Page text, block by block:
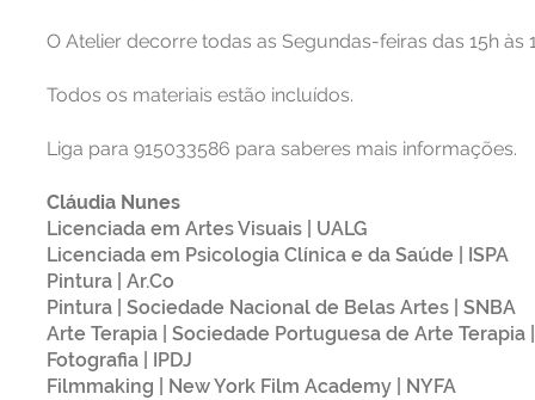
O Atelier decorre todas as Segundas-feiras das 15h às
Todos os materiais estão incluídos.
Liga para 915033586 para saberes mais informações.
Cláudia Nunes
Licenciada em Artes Visuais | UALG
Licenciada em Psicologia Clínica e da Saúde | ISPA
Pintura | Ar.Co
Pintura | Sociedade Nacional de Belas Artes | SNBA
Arte Terapia | Sociedade Portuguesa de Arte Terapia |
Fotografia | IPDJ
Filmmaking | New York Film Academy | NYFA